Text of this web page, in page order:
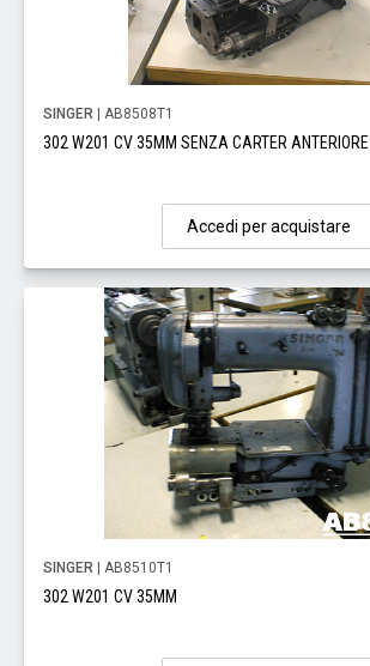
SINGER | AB8508T1
302 W201 CV 35MM SENZA CARTER ANTERIORE
Accedi per acquistare
SINGER | AB8510T1
302 W201 CV 35MM